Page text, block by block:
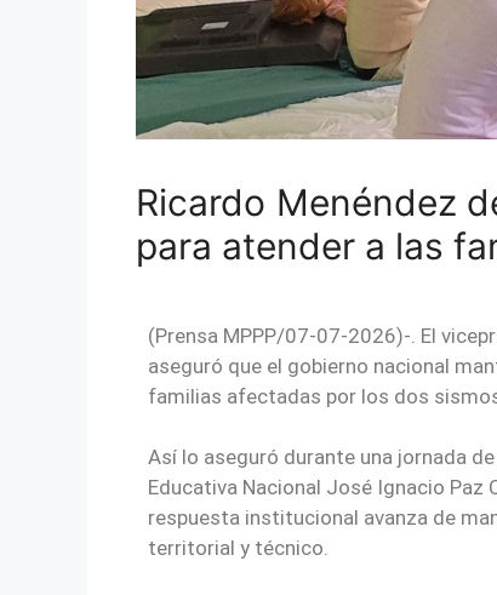
Ricardo Menéndez
para atender a las
(Prensa MPPP/07-07-2026)-. El
aseguró que el gobierno nacional
familias afectadas por los dos
Así lo aseguró durante una jornada
Educativa Nacional José Ignacio Paz
respuesta institucional avanza de
territorial y técnico.